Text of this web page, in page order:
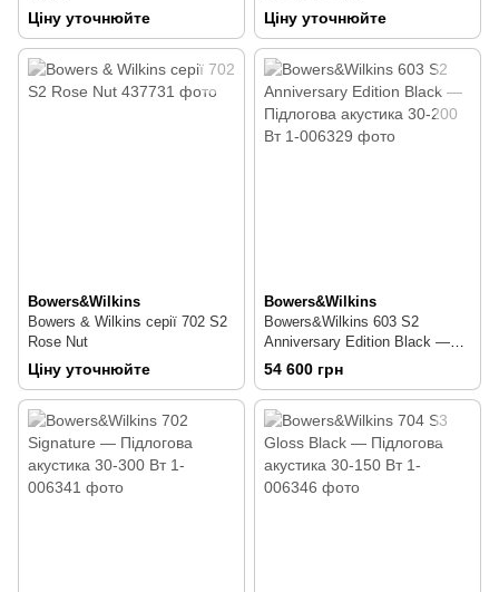
Ціну уточнюйте Ціну уточнюйте
Bowers&Wilkins
Bowers & Wilkins серії 702 S2
Rose Nut
Ціну уточнюйте
Bowers&Wilkins
Bowers&Wilkins 603 S2
Anniversary Edition Black —
Підлогова акустика 30-200 Вт
54 600 грн